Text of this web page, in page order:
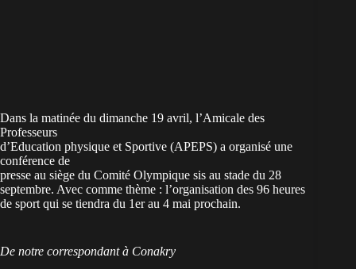
Dans la matinée du dimanche 19 avril, l’Amicale des
Professeurs
d’Education physique et Sportive (APEPS) a organisé une
conférence de
presse au siège du Comité Olympique sis au stade du 28
septembre. Avec comme thème : l’organisation des 96 heures
de sport qui se tiendra du 1er au 4 mai prochain.
De notre correspondant à Conakry